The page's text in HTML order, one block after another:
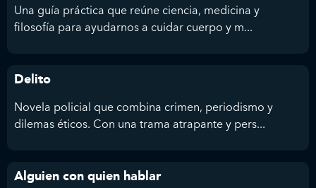
Una guía práctica que reúne ciencia, medicina y
filosofía para ayudarnos a cuidar cuerpo y m...
Delito
Novela policial que combina crimen, periodismo y
dilemas éticos. Con una trama atrapante y pers...
Alguien con quien hablar